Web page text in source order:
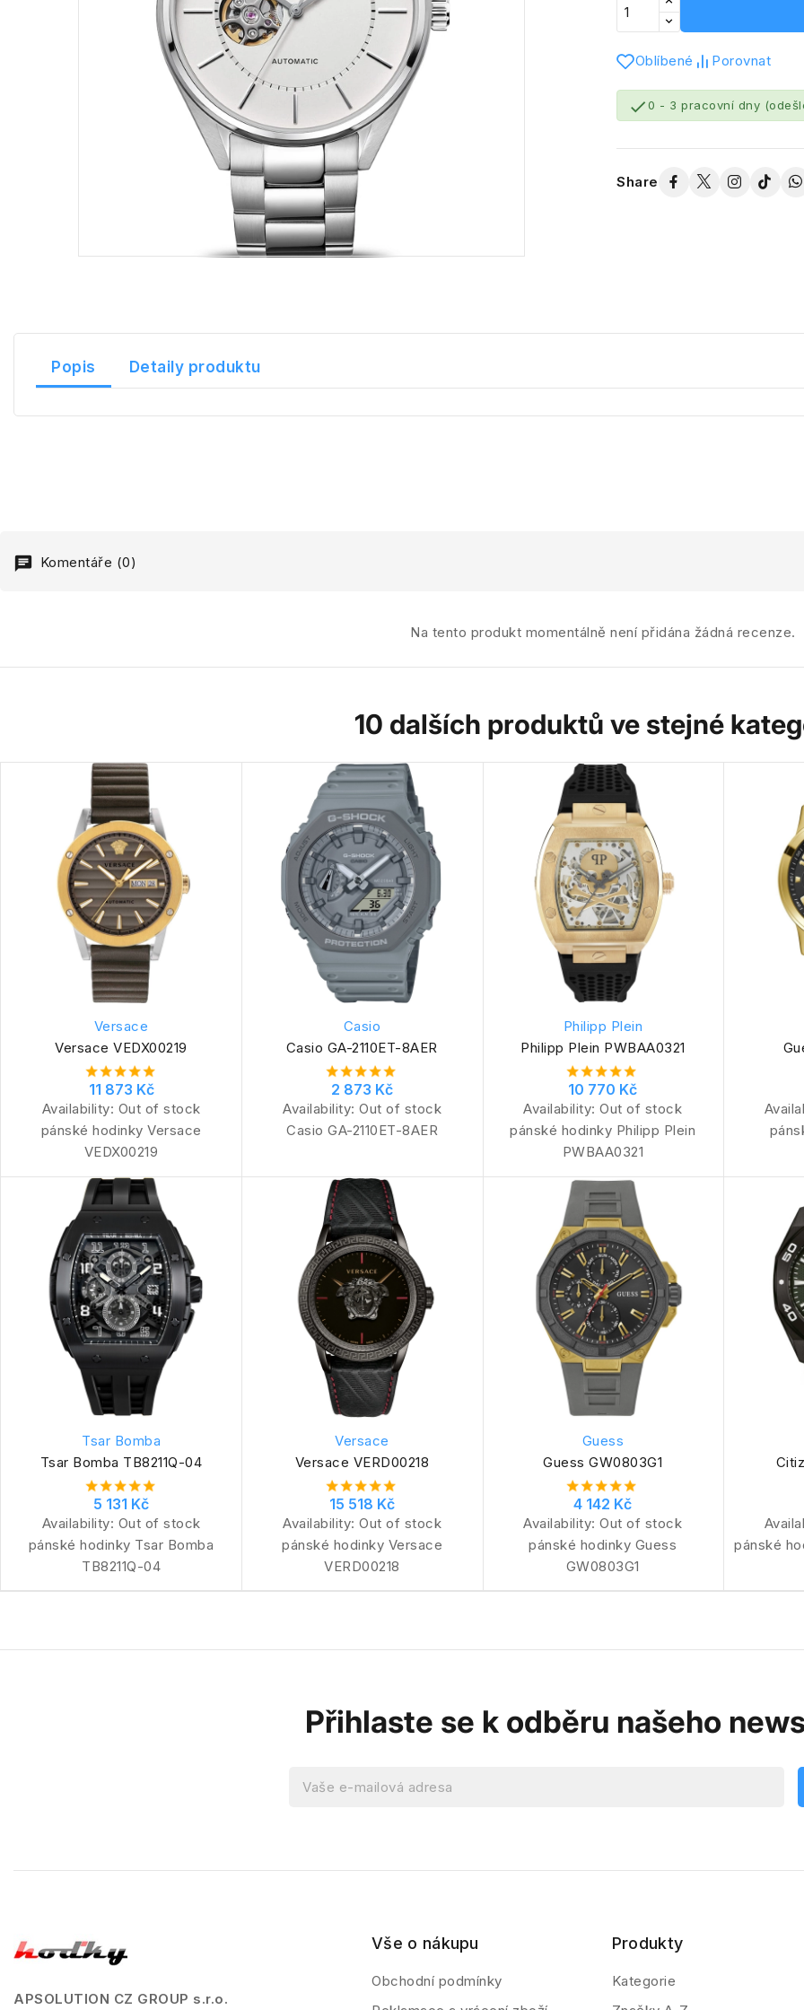
Oblíbené Porovnat
0 - 3 pracovní dny
Share
Popis Detaily produktu
Komentáře (0)
Na tento produkt momentálně není přidána žádná recenze.
10 dalších produktů ve stejné
Versace
Versace VEDX00219
11 873 Kč
Availability: Out of stock
pánské hodinky Versace
VEDX00219
Casio
Casio GA-2110ET-8AER
2 873 Kč
Availability:Out of stock
Casio GA-2110ET-8AER
Philipp Plein
Philipp Plein PWBAA0321
10 770 Kč
Availability:Out of stock
pánské hodinky Philipp Plein
PWBAA0321
Tsar Bomba
Tsar Bomba TB8211Q-04
5 131 Kč
Availability: Out of stock
pánské hodinky Tsar Bomba
TB8211Q-04
Versace
Versace VERD00218
15 518 Kč
Availability:Out of stock
pánské hodinky Versace
VERD00218
Guess
Guess GW0803G1
4 142 Kč
Availability:Out of stock
pánské hodinky Guess
GW0803G1
pánské
Přihlaste se k odběru našeho
APSOLUTION CZ GROUP s.r.o.
Vše o nákupu
Obchodní podmínky
Produkty
Kategorie